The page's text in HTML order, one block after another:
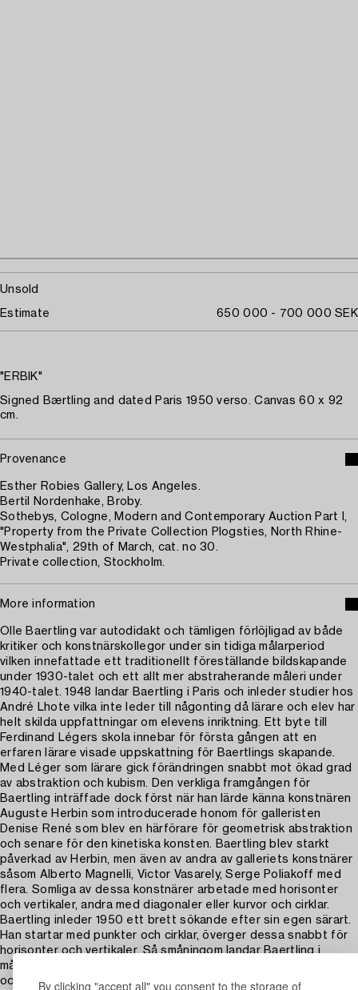
By clicking "accept all" you consent to the storage of
Unsold
Estimate 650 000 - 700 000 SEK
"ERBIK"
Signed Bærtling and dated Paris 1950 verso. Canvas 60 x 92
cm.
Provenance
Esther Robies Gallery, Los Angeles.
Bertil Nordenhake, Broby.
Sothebys, Cologne, Modern and Contemporary Auction Part I,
"Property from the Private Collection Plogsties, North Rhine-
Westphalia", 29th of March, cat. no 30.
Private collection, Stockholm.
More information
Olle Baertling var autodidakt och tämligen förlöjligad av både
kritiker och konstnärskollegor under sin tidiga målarperiod
vilken innefattade ett traditionellt föreställande bildskapande
under 1930-talet och ett allt mer abstraherande måleri under
1940-talet. 1948 landar Baertling i Paris och inleder studier hos
André Lhote vilka inte leder till någonting då lärare och elev har
helt skilda uppfattningar om elevens inriktning. Ett byte till
Ferdinand Légers skola innebar för första gången att en
erfaren lärare visade uppskattning för Baertlings skapande.
Med Léger som lärare gick förändringen snabbt mot ökad grad
av abstraktion och kubism. Den verkliga framgången för
Baertling inträffade dock först när han lärde känna konstnären
Auguste Herbin som introducerade honom för galleristen
Denise René som blev en härförare för geometrisk abstraktion
och senare för den kinetiska konsten. Baertling blev starkt
påverkad av Herbin, men även av andra av galleriets konstnärer
såsom Alberto Magnelli, Victor Vasarely, Serge Poliakoff med
flera. Somliga av dessa konstnärer arbetade med horisonter
och vertikaler, andra med diagonaler eller kurvor och cirklar.
Baertling inleder 1950 ett brett sökande efter sin egen särart.
Han startar med punkter och cirklar, överger dessa snabbt för
horisonter och vertikaler. Så småningom landar Baertling i
målningar med trianglar eller ett slags diagonalkompositioner
och den så kallade öppna form han därefter konsekvent